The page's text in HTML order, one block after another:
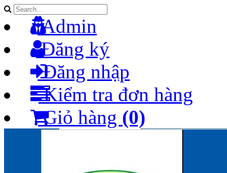
Admin
Đăng ký
Đăng nhập
Kiểm tra đơn hàng
Giỏ hàng (0)